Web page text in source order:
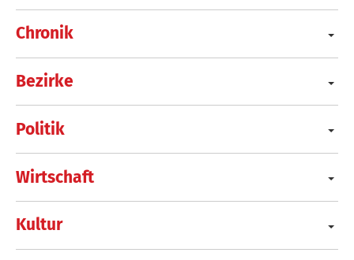
Chronik
Bezirke
Politik
Wirtschaft
Kultur